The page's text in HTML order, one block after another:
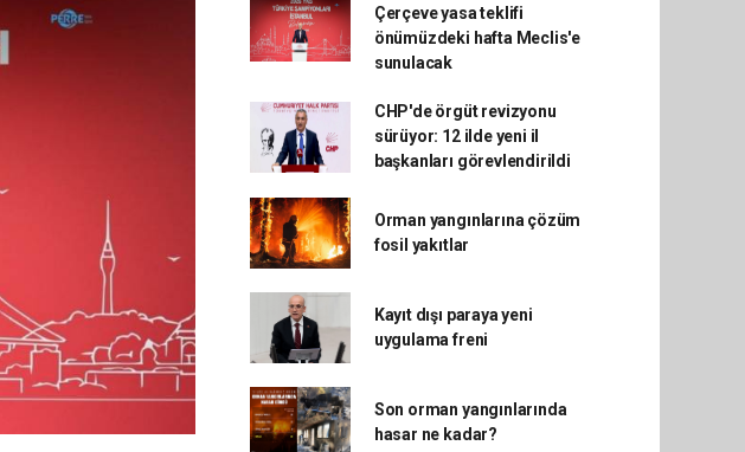
Çerçeve yasa teklifi
önümüzdeki hafta Meclis'e
sunulacak
CHP'de örgüt revizyonu
sürüyor: 12 ilde yeni il
başkanları görevlendirildi
Orman yangınlarına çözüm
fosil yakıtlar
Kayıt dışı paraya yeni
uygulama freni
Son orman yangınlarında
hasar ne kadar?